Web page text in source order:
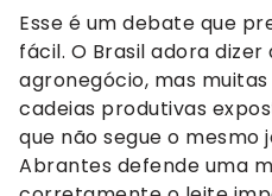
Esse é um debate que
fácil. O Brasil adora dizer
agronegócio, mas muitas
cadeias produtivas
que não segue o mesmo
Abrantes defende uma